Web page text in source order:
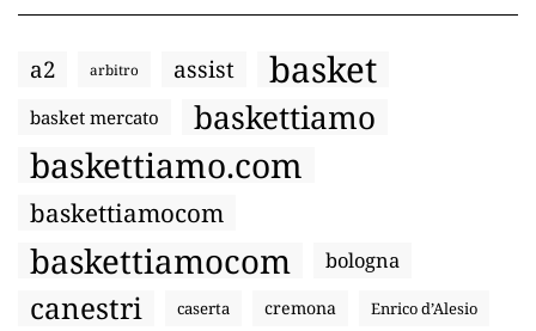
a2 arbitro assist basket
basket mercato baskettiamo
baskettiamo.com
baskettiamocom
baskettiamocom bologna
canestri caserta cremona Enrico d’Alesio